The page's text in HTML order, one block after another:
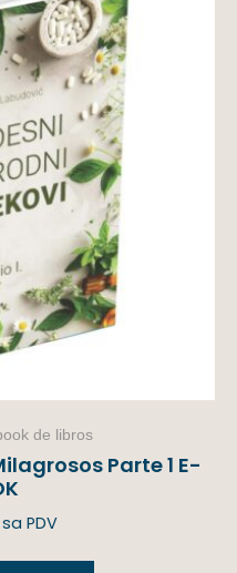
de libros
Parte 1 E-
sa PDV